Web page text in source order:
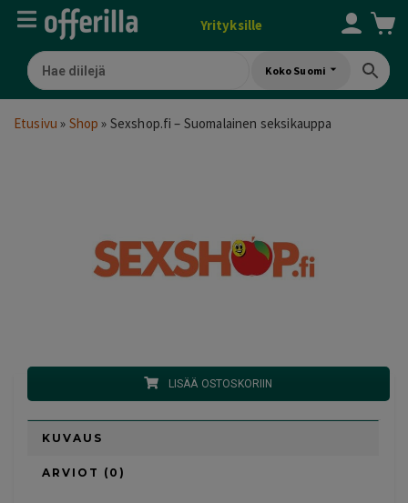
Yrityksille
Koko Suomi
Etusivu » Shop » Sexshop.fi – Suomalainen seksikauppa
LISÄÄ OSTOSKORIIN
KUVAUS
ARVIOT (0)